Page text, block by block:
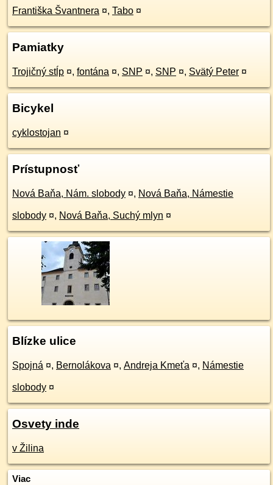
Františka Švantnera ¤, Tabo ¤
Pamiatky
Trojičný stĺp ¤, fontána ¤, SNP ¤, SNP ¤, Svätý Peter ¤
Bicykel
cyklostojan ¤
Prístupnosť
Nová Baňa, Nám. slobody ¤, Nová Baňa, Námestie
slobody ¤, Nová Baňa, Suchý mlyn ¤
Blízke ulice
Spojná ¤, Bernolákova ¤, Andreja Kmeťa ¤, Námestie
slobody ¤
Osvety inde
v Žilina
Viac